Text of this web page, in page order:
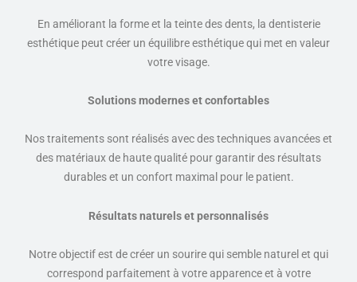
En améliorant la forme et la teinte des dents, la dentisterie
esthétique peut créer un équilibre esthétique qui met en valeur
votre visage.
Solutions modernes et confortables
Nos traitements sont réalisés avec des techniques avancées et
des matériaux de haute qualité pour garantir des résultats
durables et un confort maximal pour le patient.
Résultats naturels et personnalisés
Notre objectif est de créer un sourire qui semble naturel et qui
correspond parfaitement à votre apparence et à votre